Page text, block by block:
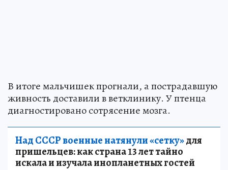
В итоге мальчишек прогнали, а пострадавшую
живность доставили в ветклинику. У птенца
диагностировано сотрясение мозга.
Над СССР военные натянули «сетку»для
пришельцев: как страна 13 лет тайно
искала и изучала инопланетных гостей